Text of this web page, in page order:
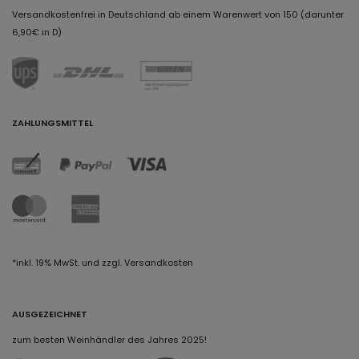
Versandkostenfrei in Deutschland ab einem Warenwert von 150 (darunter
6,90€ in D)
ZAHLUNGSMITTEL
*inkl. 19% MwSt. und zzgl. Versandkosten
AUSGEZEICHNET
zum besten Weinhändler des Jahres 2025!